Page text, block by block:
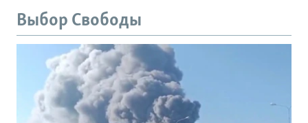
Выбор Свободы